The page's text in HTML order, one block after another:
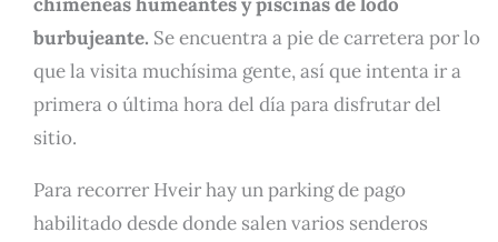
burbujeante. Se encuentra a pie de carretera por lo
que la visita muchísima gente, así que intenta ir a
primera o última hora del día para disfrutar del
sitio.
Para recorrer Hveir hay un parking de pago
habilitado desde donde salen varios senderos